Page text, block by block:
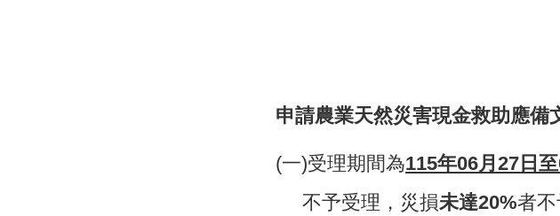
申請農業天然災害現金救助應備
(一)受理期間為115年06月27日
不予受理，災損未達20%者不